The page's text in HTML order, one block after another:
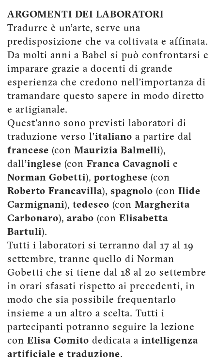
ARGOMENTI DEI LABORATORI
Tradurre è un’arte, serve una
predisposizione che va coltivata e affinata.
Da molti anni a Babel si può confrontarsi e
imparare grazie a docenti di grande
esperienza che credono nell’importanza di
tramandare questo sapere in modo diretto
e artigianale.
Quest’anno sono previsti laboratori di
traduzione verso l’italiano a partire dal
francese (con Maurizia Balmelli),
dall’inglese (con Franca Cavagnoli e
Norman Gobetti), portoghese (con
Roberto Francavilla), spagnolo (con Ilide
Carmignani), tedesco (con Margherita
Carbonaro), arabo (con Elisabetta
Bartuli).
Tutti i laboratori si terranno dal 17 al 19
settembre, tranne quello di Norman
Gobetti che si tiene dal 18 al 20 settembre
in orari sfasati rispetto ai precedenti, in
modo che sia possibile frequentarlo
insieme a un altro a scelta. Tutti i
partecipanti potranno seguire la lezione
con Elisa Comito dedicata a intelligenza
artificiale e traduzione.